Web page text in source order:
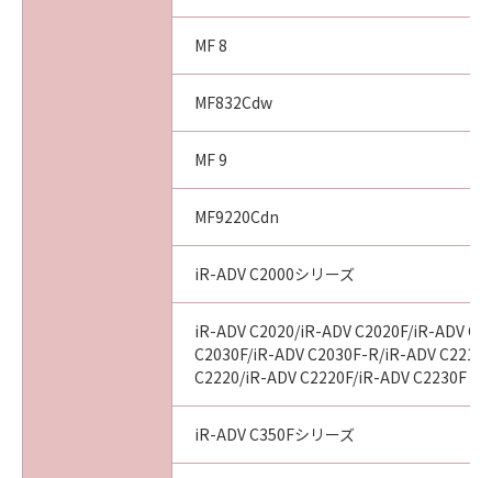
MF 8
MF832Cdw
MF 9
MF9220Cdn
iR-ADV C2000シリーズ
iR-ADV C2020/iR-ADV C2020F/iR-ADV
C2030F/iR-ADV C2030F-R/iR-ADV
C2220/iR-ADV C2220F/iR-ADV C2230F
iR-ADV C350Fシリーズ